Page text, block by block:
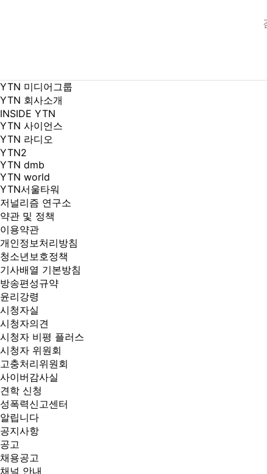
YTN 미디어그룹
YTN 회사소개
INSIDE YTN
YTN 사이언스
YTN 라디오
YTN2
YTN dmb
YTN world
YTN서울타워
저널리즘 연구소
약관 및 정책
이용약관
개인정보처리방침
청소년보호정책
기사배열 기본방침
방송편성규약
윤리강령
시청자실
시청자의견
시청자 비평 플러스
시청자 위원회
고충처리위원회
사이버감사실
견학 신청
성폭력신고센터
알립니다
공지사항
공고
채용공고
채널 안내